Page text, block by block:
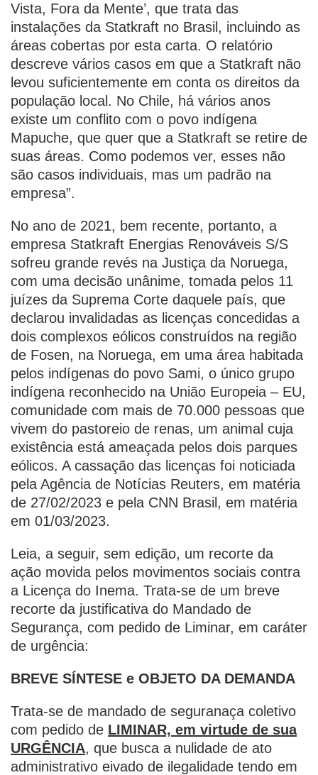
Vista, Fora da Mente’, que trata das
instalações da Statkraft no Brasil, incluindo as
áreas cobertas por esta carta. O relatório
descreve vários casos em que a Statkraft não
levou suficientemente em conta os direitos da
população local. No Chile, há vários anos
existe um conflito com o povo indígena
Mapuche, que quer que a Statkraft se retire de
suas áreas. Como podemos ver, esses não
são casos individuais, mas um padrão na
empresa”.
No ano de 2021, bem recente, portanto, a
empresa Statkraft Energias Renováveis S/S
sofreu grande revés na Justiça da Noruega,
com uma decisão unânime, tomada pelos 11
juízes da Suprema Corte daquele país, que
declarou invalidadas as licenças concedidas a
dois complexos eólicos construídos na região
de Fosen, na Noruega, em uma área habitada
pelos indígenas do povo Sami, o único grupo
indígena reconhecido na União Europeia – EU,
comunidade com mais de 70.000 pessoas que
vivem do pastoreio de renas, um animal cuja
existência está ameaçada pelos dois parques
eólicos. A cassação das licenças foi noticiada
pela Agência de Notícias Reuters, em matéria
de 27/02/2023 e pela CNN Brasil, em matéria
em 01/03/2023.
Leia, a seguir, sem edição, um recorte da
ação movida pelos movimentos sociais contra
a Licença do Inema. Trata-se de um breve
recorte da justificativa do Mandado de
Segurança, com pedido de Liminar, em caráter
de urgência:
BREVE SÍNTESE e OBJETO DA DEMANDA
Trata-se de mandado de seguranaça coletivo
com pedido de LIMINAR, em virtude de sua
URGÊNCIA, que busca a nulidade de ato
administrativo eivado de ilegalidade tendo em